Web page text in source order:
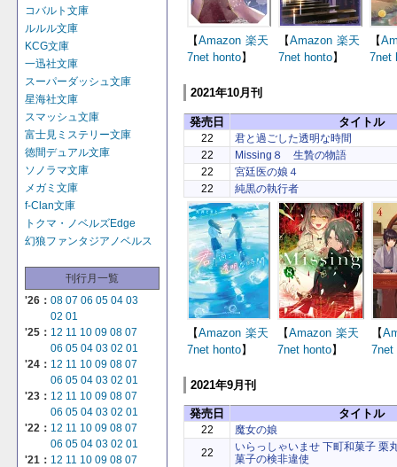
コバルト文庫
ルルル文庫
KCG文庫
一迅社文庫
スーパーダッシュ文庫
星海社文庫
スマッシュ文庫
富士見ミステリー文庫
徳間デュアル文庫
ソノラマ文庫
メガミ文庫
f-Clan文庫
トクマ・ノベルズEdge
幻狼ファンタジアノベルス
刊行月一覧
'26： 08 07 06 05 04 03
02 01
'25： 12 11 10 09 08 07
06 05 04 03 02 01
'24： 12 11 10 09 08 07
06 05 04 03 02 01
'23： 12 11 10 09 08 07
06 05 04 03 02 01
'22： 12 11 10 09 08 07
06 05 04 03 02 01
'21： 12 11 10 09 08 07
【Amazon 楽天
7net honto】
【Amazon 楽天
7net honto】
【
7net
2021年10月刊
発売日 タイトル
22
君と過ごした透明な時間
22
Missing８ 生贄の物語
22
宮廷医の娘４
22
純黒の執行者
【Amazon 楽天
7net honto】
【Amazon 楽天
7net honto】
【
7net
2021年9月刊
発売日 タイトル
22
魔女の娘
22
いらっしゃいませ 下町和菓子
菓子の検非違使